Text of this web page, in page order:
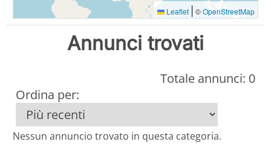
Leaflet | ©OpenStreetMap
Annunci trovati
Totale annunci: 0
Ordina per:
Nessun annuncio trovato in questa categoria.